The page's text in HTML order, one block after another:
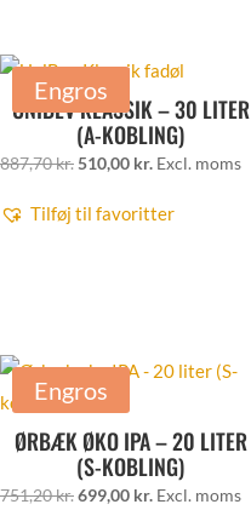
Engros
UNIBEV KLASSIK – 30 LITER
(A-KOBLING)
887,70kr. Den
pris
510,00 kr. Den
pris
Excl. moms
Tilføj til favoritter
Engros
ØRBÆK ØKO IPA – 20 LITER
(S-KOBLING)
751,20kr.Den
699,00 kr. Den
Excl. moms